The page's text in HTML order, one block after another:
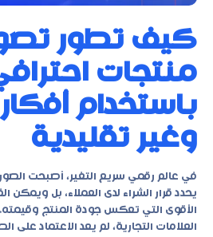
كيف تطور
منتجات
باستخدام
وغير تقليدية
في عالم رقمي سريع التغير، أصبحت
يحدد قرار الشراء لدى العملاء، بل ويمكن
الأقوى التي تعكس جودة المنتج وقيمته.
العلامات التجارية، لم يعد الاعتماد على